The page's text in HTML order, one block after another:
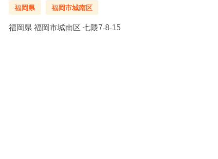
福岡県 福岡市城南区
福岡県 福岡市城南区 七隈7-8-15